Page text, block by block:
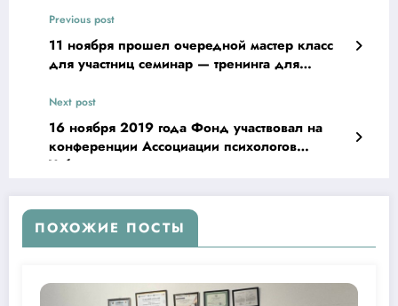
Previous post
11 ноября прошел очередной мастер класс
для участниц семинар — тренинга для
Next post
16 ноября 2019 года Фонд участвовал на
конференции Ассоциации психологов
Узбекистана
ПОХОЖИЕ ПОСТЫ